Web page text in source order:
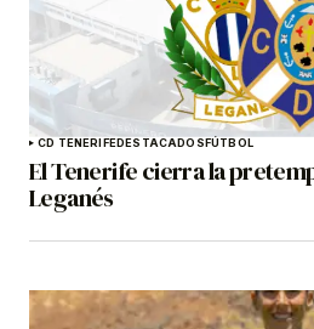
CD TENERIFEDESTACADOSFÚTBOL
El Tenerife cierra la
Leganés